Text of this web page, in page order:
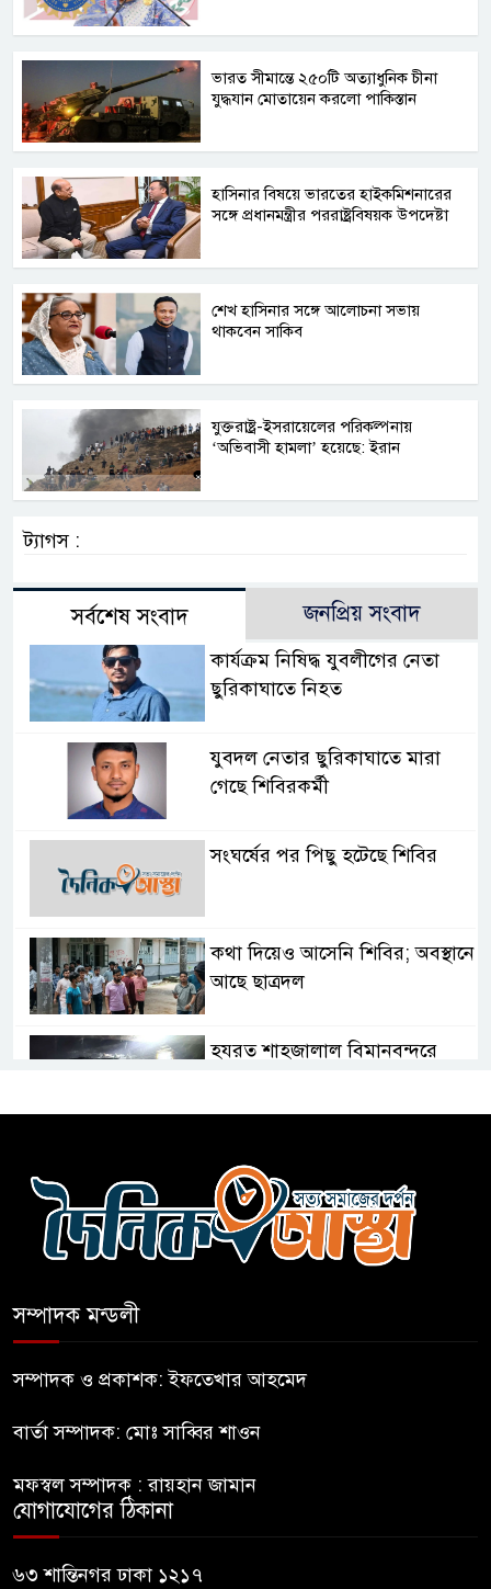
ভারত সীমান্তে ২৫০টি অত্যাধুনিক চীনা
যুদ্ধযান মোতায়েন করলো পাকিস্তান
হাসিনার বিষয়ে ভারতের হাইকমিশনারের
সঙ্গে প্রধানমন্ত্রীর পররাষ্ট্রবিষয়ক উপদেষ্টা
শেখ হাসিনার সঙ্গে আলোচনা সভায়
থাকবেন সাকিব
যুক্তরাষ্ট্র-ইসরায়েলের পরিকল্পনায়
‘অভিবাসী হামলা’ হয়েছে: ইরান
ট্যাগস :
সর্বশেষ সংবাদ জনপ্রিয় সংবাদ
কার্যক্রম নিষিদ্ধ যুবলীগের নেতা
ছুরিকাঘাতে নিহত
যুবদল নেতার ছুরিকাঘাতে মারা
গেছে শিবিরকর্মী
সংঘর্ষের পর পিছু হটেছে শিবির
কথা দিয়েও আসেনি শিবির; অবস্থানে
আছে ছাত্রদল
হযরত শাহজালাল বিমানবন্দরে
কিশোর
ভারত থেকে আসছে ২ দশমিক ৩
মেট্রিক টন টিয়ার শেল
অভাব
বহিষ্কৃত জামাত নেতার কর্মীরা যোগ
সম্পাদক মন্ডলী
সম্পাদক ও প্রকাশক: ইফতেখার আহমেদ
বার্তা সম্পাদক: মোঃ সাব্বির শাওন
মফস্বল সম্পাদক : রায়হান জামান
যোগাযোগের ঠিকানা
৬৩ শান্তিনগর ঢাকা ১২১৭